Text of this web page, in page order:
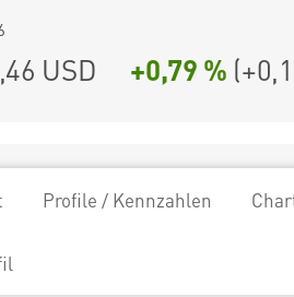
USD +0,79 % (
Profile / Kennzahlen